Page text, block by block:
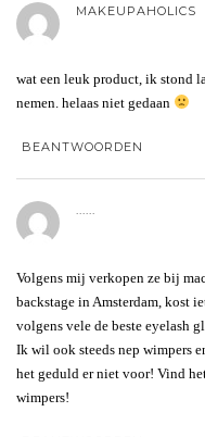
MAKEUPAHOLICS
wat een leuk product, ik stond
nemen. helaas niet gedaan
BEANTWOORDEN
......
Volgens mij verkopen ze bij
backstage in Amsterdam, kost
volgens vele de beste eyelash
Ik wil ook steeds nep wimpers
het geduld er niet voor! Vind
wimpers!